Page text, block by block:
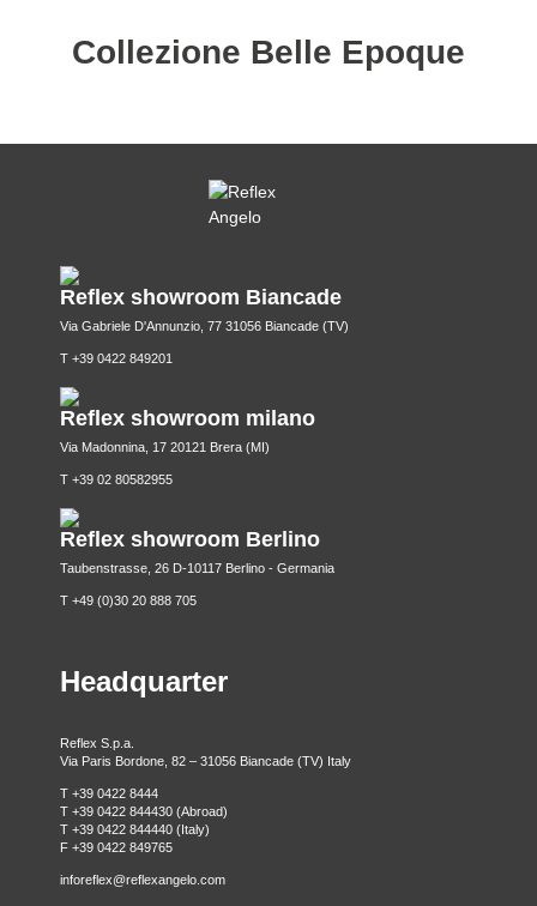
Collezione Belle Epoque
Reflex showroom Biancade
Via Gabriele D'Annunzio, 77 31056 Biancade (TV)
T +39 0422 849201
Reflex showroom milano
Via Madonnina, 17 20121 Brera (MI)
T +39 02 80582955
Reflex showroom Berlino
Taubenstrasse, 26 D-10117 Berlino - Germania
T +49 (0)30 20 888 705
Headquarter
Reflex S.p.a.
Via Paris Bordone, 82 – 31056 Biancade (TV) Italy
T +39 0422 8444
T +39 0422 844430 (Abroad)
T +39 0422 844440 (Italy)
F +39 0422 849765
inforeflex@reflexangelo.com